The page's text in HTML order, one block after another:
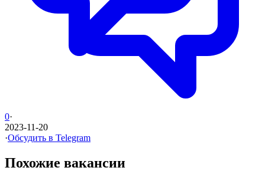
0·
2023-11-20
·Обсудить в Telegram
Похожие вакансии